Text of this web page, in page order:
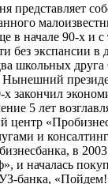
представляет
в начале 90-х и
без экспансии в
школьных
закончил
5 лет
центр
и
в 2003
и началась
банка,